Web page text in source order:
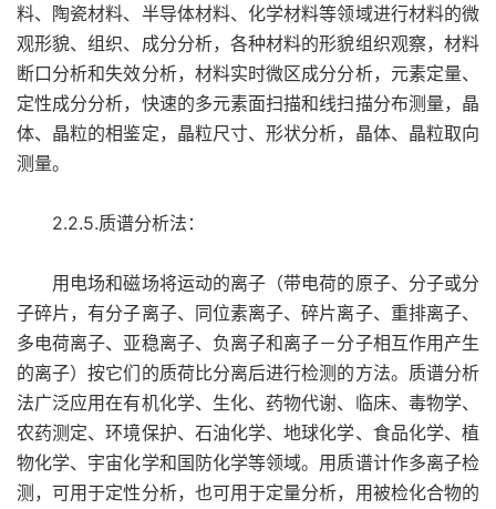
料、陶瓷材料、半导体材料、化学材料等领域进行材料的微
观形貌、组织、成分分析，各种材料的形貌组织观察，材料
断口分析和失效分析，材料实时微区成分分析，元素定量、
定性成分分析，快速的多元素面扫描和线扫描分布测量，晶
体、晶粒的相鉴定，晶粒尺寸、形状分析，晶体、晶粒取向
测量。
2.2.5.质谱分析法：
用电场和磁场将运动的离子（带电荷的原子、分子或分
子碎片，有分子离子、同位素离子、碎片离子、重排离子、
多电荷离子、亚稳离子、负离子和离子－分子相互作用产生
的离子）按它们的质荷比分离后进行检测的方法。质谱分析
法广泛应用在有机化学、生化、药物代谢、临床、毒物学、
农药测定、环境保护、石油化学、地球化学、食品化学、植
物化学、宇宙化学和国防化学等领域。用质谱计作多离子检
测，可用于定性分析，也可用于定量分析，用被检化合物的